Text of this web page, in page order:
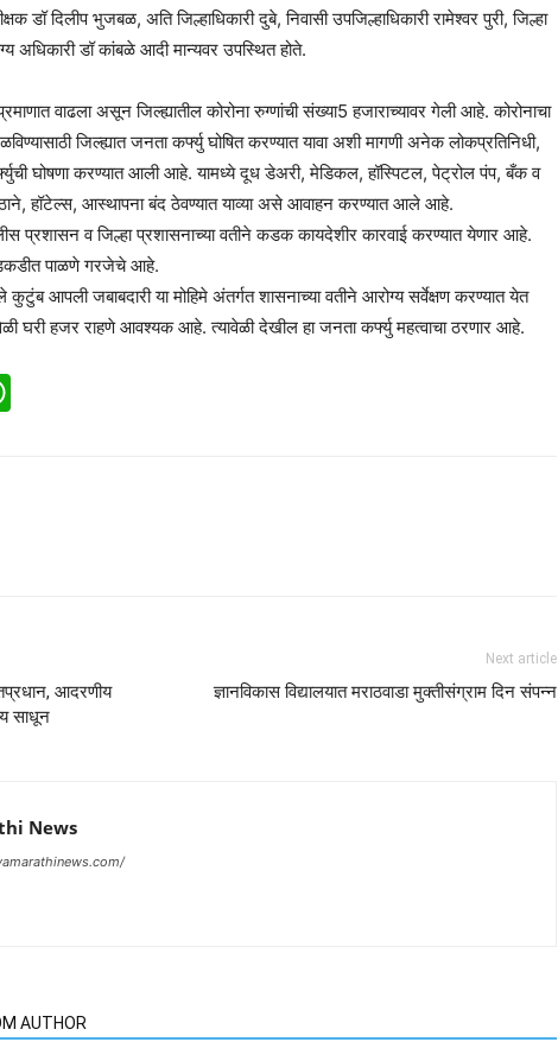
डॉ दिलीप भुजबळ, अति जिल्हाधिकारी दुबे, निवासी उपजिल्हाधिकारी रामेश्वर पुरी, जिल्हा
अधिकारी डॉ कांबळे आदी मान्यवर उपस्थित होते.
प्रमाणात वाढला असून जिल्ह्यातील कोरोना रुग्णांची संख्या5 हजाराच्यावर गेली आहे. कोरोनाचा
जिल्ह्यात जनता कर्फ्यु घोषित करण्यात यावा अशी मागणी अनेक लोकप्रतिनिधी,
घोषणा करण्यात आली आहे. यामध्ये दूध डेअरी, मेडिकल, हॉस्पिटल, पेट्रोल पंप, बँक व
हॉटेल्स, आस्थापना बंद ठेवण्यात याव्या असे आवाहन करण्यात आले आहे.
प्रशासन व जिल्हा प्रशासनाच्या वतीने कडक कायदेशीर कारवाई करण्यात येणार आहे.
पाळणे गरजेचे आहे.
आपली जबाबदारी या मोहिमे अंतर्गत शासनाच्या वतीने आरोग्य सर्वेक्षण करण्यात येत
घरी हजर राहणे आवश्यक आहे. त्यावेळी देखील हा जनता कर्फ्यु महत्वाचा ठरणार आहे.
आदरणीय
साधून
Next article
ज्ञानविकास विद्यालयात मराठवाडा मुक्तीसंग्राम दिन संपन्न
News
AUTHOR